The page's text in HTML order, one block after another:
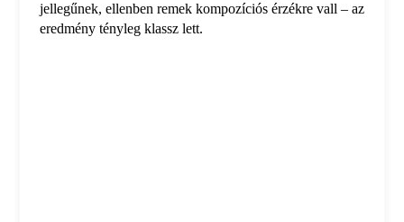
jellegűnek, ellenben remek kompozíciós érzékre vall – az
eredmény tényleg klassz lett.